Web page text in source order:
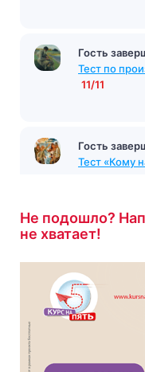
Гость
Тест по
11/11
Гость
Тест «Кому
Не подошло?
не хватает!